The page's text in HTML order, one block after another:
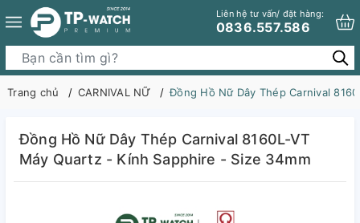
Liên hệ tư vấn/ đặt hàng:
0836.557.586
Trang chủ CARNIVAL NỮ Đồng Hồ Nữ Dây Thép Carnival
Đồng Hồ Nữ Dây Thép Carnival 8160L-VT
Máy Quartz - Kính Sapphire - Size 34mm